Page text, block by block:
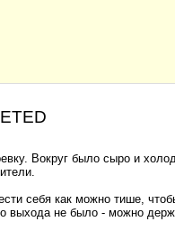
Вокруг было сыро и
себя как можно тише,
не было - можно